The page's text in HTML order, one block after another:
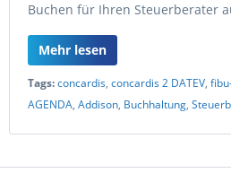
Buchen für Ihren Steuerberater
Mehr lesen
Tags:concardis, concardis 2 DATEV,
AGENDA, Addison, Buchhaltung,